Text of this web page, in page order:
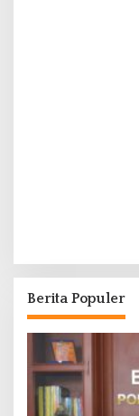
Berita Populer